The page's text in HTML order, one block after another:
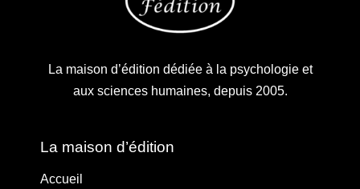
La maison d’édition dédiée à la psychologie et
aux sciences humaines, depuis 2005.
La maison d’édition
Accueil